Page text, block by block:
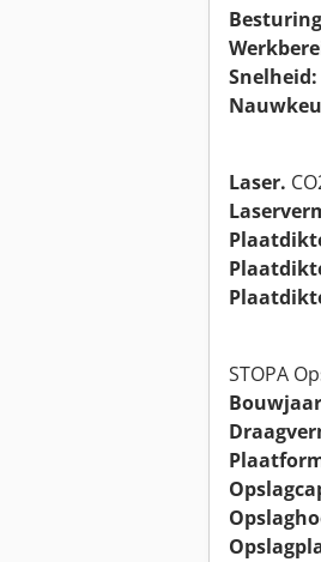
Snelheid:
Laser.
STOPA